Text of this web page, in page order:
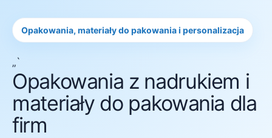
Opakowania, materiały do pakowania i personalizacja
„`
Opakowania z nadrukiem i
materiały do pakowania dla
firm